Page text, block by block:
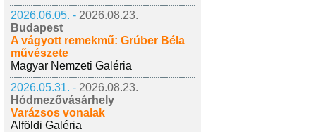
2026.06.05. - 2026.08.23.
Budapest
A vágyott remekmű: Grúber Béla
művészete
Magyar Nemzeti Galéria
2026.05.31. - 2026.08.23.
Hódmezővásárhely
Varázsos vonalak
Alföldi Galéria